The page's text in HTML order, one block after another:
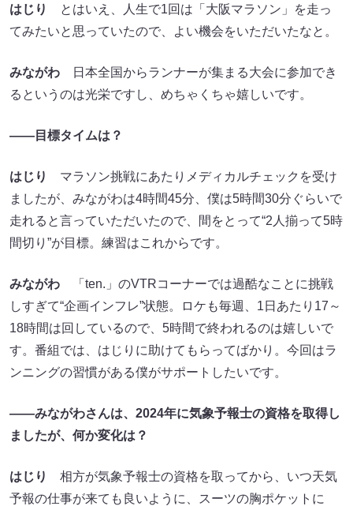
はじり
とはいえ、人生で1回は「大阪マラソン」を走っ
てみたいと思っていたので、よい機会をいただいたなと。
みながわ 日本全国からランナーが集まる大会に参加でき
るというのは光栄ですし、めちゃくちゃ嬉しいです。
――目標タイムは？
はじり
マラソン挑戦にあたりメディカルチェックを受け
ましたが、みながわは4時間45分、僕は5時間30分ぐらいで
走れると言っていただいたので、間をとって“2人揃って5時
間切り”が目標。練習はこれからです。
みながわ 「ten.」のVTRコーナーでは過酷なことに挑戦
しすぎて“企画インフレ”状態。ロケも毎週、1日あたり17～
18時間は回しているので、5時間で終われるのは嬉しいで
す。番組では、はじりに助けてもらってばかり。今回はラ
ンニングの習慣がある僕がサポートしたいです。
――みながわさんは、2024年に気象予報士の資格を取得し
ましたが、何か変化は？
はじり
相方が気象予報士の資格を取ってから、いつ天気
予報の仕事が来ても良いように、スーツの胸ポケットに